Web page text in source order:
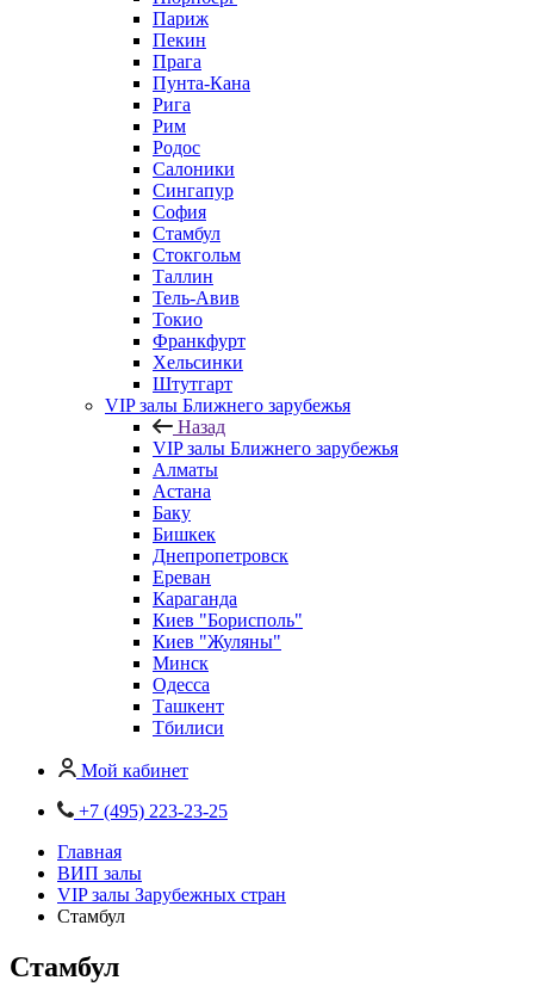
Париж
Пекин
Прага
Пунта-Кана
Рига
Рим
Родос
Салоники
Сингапур
София
Стамбул
Стокгольм
Таллин
Тель-Авив
Токио
Франкфурт
Хельсинки
Штутгарт
VIP залы Ближнего зарубежья
Назад
VIP залы Ближнего зарубежья
Алматы
Астана
Баку
Бишкек
Днепропетровск
Ереван
Караганда
Киев "Борисполь"
Киев "Жуляны"
Минск
Одесса
Ташкент
Тбилиси
Мой кабинет
+7 (495) 223-23-25
Главная
ВИП залы
VIP залы Зарубежных стран
Стамбул
Стамбул